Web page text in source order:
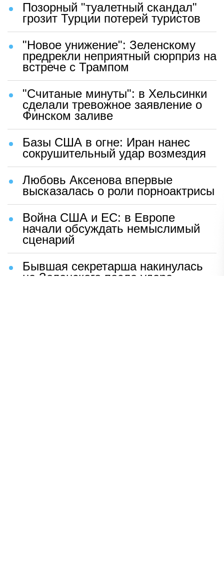
Позорный "туалетный скандал"
грозит Турции потерей туристов
"Новое унижение": Зеленскому
предрекли неприятный сюрприз на
встрече с Трампом
"Считаные минуты": в Хельсинки
сделали тревожное заявление о
Финском заливе
Базы США в огне: Иран нанес
сокрушительный удар возмездия
Любовь Аксенова впервые
высказалась о роли порноактрисы
Война США и ЕС: в Европе
начали обсуждать немыслимый
сценарий
Бывшая секретарша накинулась
на Зеленского после удара